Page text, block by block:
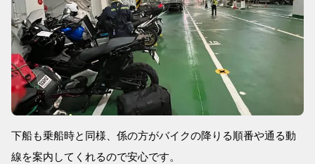
下船も乗船時と同様、係の方がバイクの降りる順番や通る動
線を案内してくれるので安心です。